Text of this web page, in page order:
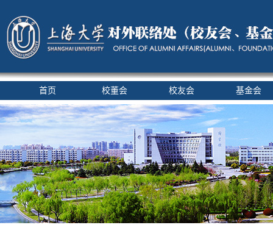
首页 校董会 校友会 基金会